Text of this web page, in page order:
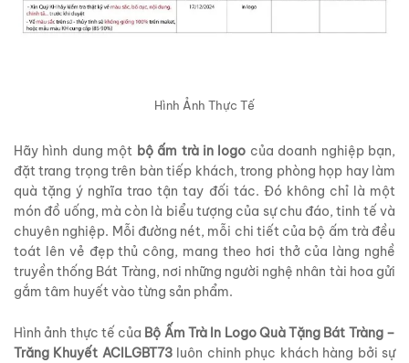
Hình Ảnh Thực Tế
Hãy hình dung một bộ ấm trà in logo của doanh nghiệp bạn,
đặt trang trọng trên bàn tiếp khách, trong phòng họp hay làm
quà tặng ý nghĩa trao tận tay đối tác. Đó không chỉ là một
món đồ uống, mà còn là biểu tượng của sự chu đáo, tinh tế và
chuyên nghiệp. Mỗi đường nét, mỗi chi tiết của bộ ấm trà đều
toát lên vẻ đẹp thủ công, mang theo hơi thở của làng nghề
truyền thống Bát Tràng, nơi những người nghệ nhân tài hoa gửi
gắm tâm huyết vào từng sản phẩm.
Hình ảnh thực tế của Bộ Ấm Trà In Logo Quà Tặng Bát Tràng –
Trăng Khuyết ACILGBT73luôn chinh phục khách hàng bởi sự